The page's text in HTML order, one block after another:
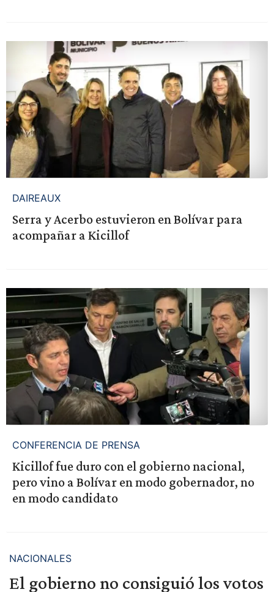
DAIREAUX
Serra y Acerbo estuvieron en Bolívar para
acompañar a Kicillof
CONFERENCIA DE PRENSA
Kicillof fue duro con el gobierno nacional,
pero vino a Bolívar en modo gobernador, no
en modo candidato
NACIONALES
El gobierno no consiguió los votos